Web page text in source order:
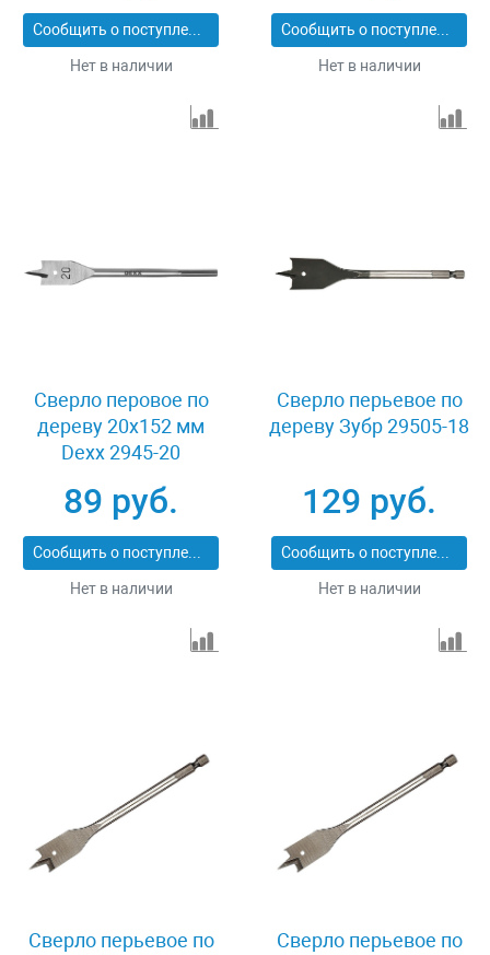
Сообщить о поступлении
Нет в наличии
Сообщить о поступлении
Нет в наличии
Сверло перовое по
дереву 20x152 мм
Dexx 2945-20
89 руб.
Сообщить о поступлении
Нет в наличии
Сверло перьевое по
дереву Зубр 29505-18
129 руб.
Сообщить о поступлении
Нет в наличии
Сверло перьевое по Сверло перьевое по